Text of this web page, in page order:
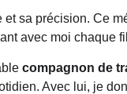
sa précision. Ce
avec moi chaque
compagnon de
Avec lui, je